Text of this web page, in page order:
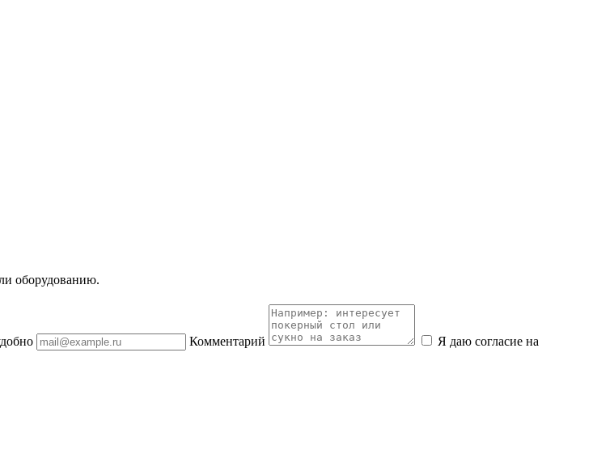
оборудованию.
Комментарий
Я даю согласие на